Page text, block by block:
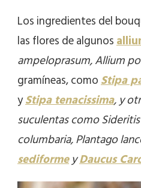
Los ingredientes del
las flores de algunos
ampeloprasum, Allium
gramíneas, comoStipa
yStipa tenacissima, y
suculentas como
columbaria, Plantago
sediformeyDaucus